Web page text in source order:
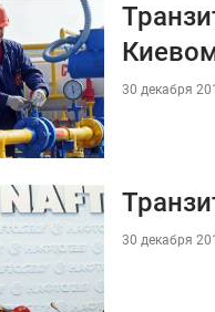
30 декабря
30 декабря